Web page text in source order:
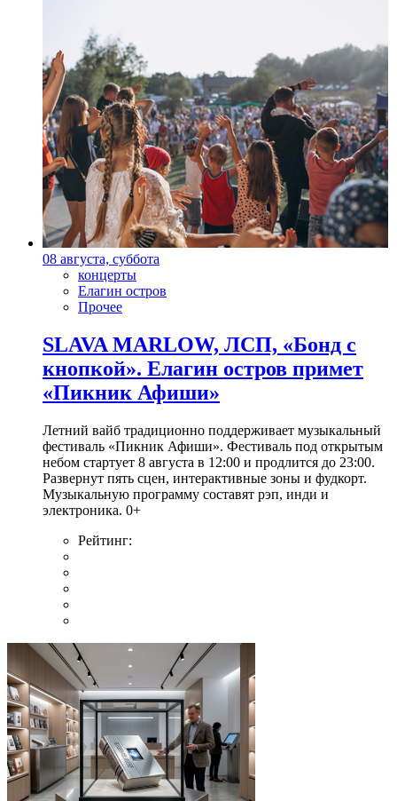
08 августа, суббота
концерты
Елагин остров
Прочее
SLAVA MARLOW, ЛСП, «Бонд с
кнопкой». Елагин остров примет
«Пикник Афиши»
Летний вайб традиционно поддерживает музыкальный
фестиваль «Пикник Афиши». Фестиваль под открытым
небом стартует 8 августа в 12:00 и продлится до 23:00.
Развернут пять сцен, интерактивные зоны и фудкорт.
Музыкальную программу составят рэп, инди и
электроника. 0+
Рейтинг: